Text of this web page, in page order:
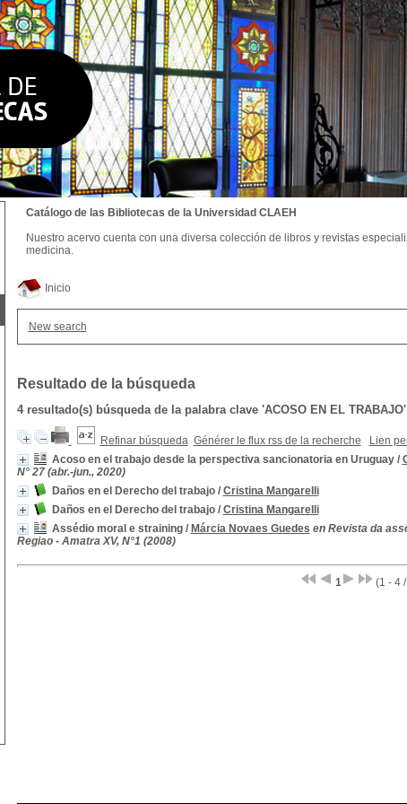
Inicio
New search
Resultado de la búsqueda
4 resultado(s) búsqueda de la palabra clave 'ACOSO EN EL TRABAJO'
Refinar búsqueda Générer le flux rss de la recherche Lien
Acoso en el trabajo desde la perspectiva sancionatoria en Uruguay/
N° 27 (abr.-jun., 2020)
Daños en el Derecho del trabajo/ Cristina Mangarelli
Daños en el Derecho del trabajo/ Cristina Mangarelli
Assédio moral e straining/ Márcia Novaes Guedes en Revista da
Regiao - Amatra XV, N°1 (2008)
1 (1 - 4
Catálogo de las Bibliotecas de la Universidad CLAEH
Nuestro acervo cuenta con una diversa colección de libros y revistas
medicina.